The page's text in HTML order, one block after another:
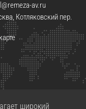
av.ru
Котляковский пер.
широкий